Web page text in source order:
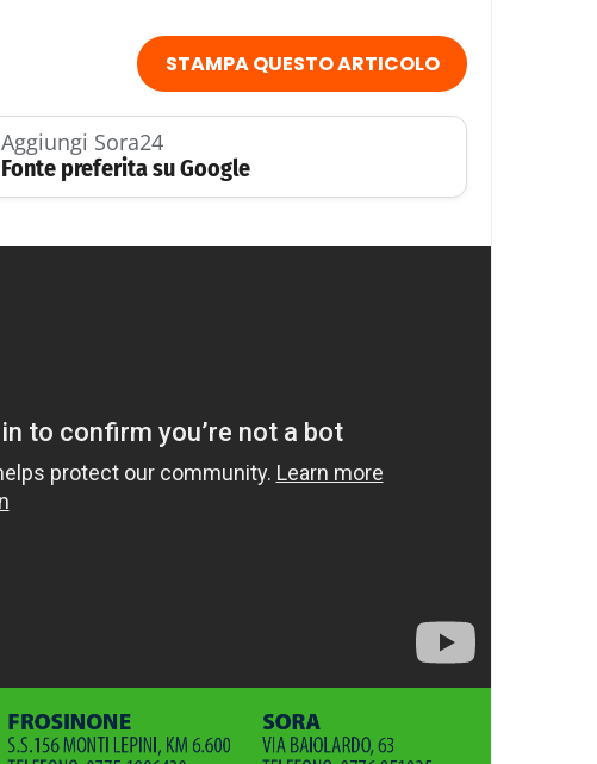
STAMPA QUESTO ARTICOLO
Aggiungi Sora24
Fonte preferita su Google